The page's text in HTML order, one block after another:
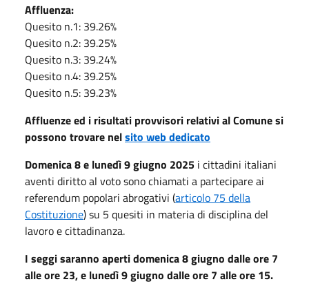
Affluenza:
Quesito n.1: 39.26%
Quesito n.2: 39.25%
Quesito n.3: 39.24%
Quesito n.4: 39.25%
Quesito n.5: 39.23%
Affluenze ed i risultati provvisori relativi al Comune si
possono trovare nelsito web dedicato
Domenica 8 e lunedì 9 giugno 2025 i cittadini italiani
aventi diritto al voto sono chiamati a partecipare ai
referendum popolari abrogativi (articolo 75 della
Costituzione) su 5 quesiti in materia di disciplina del
lavoro e cittadinanza.
I seggi saranno aperti domenica 8 giugno dalle ore 7
alle ore 23, e lunedì 9 giugno dalle ore 7 alle ore 15.